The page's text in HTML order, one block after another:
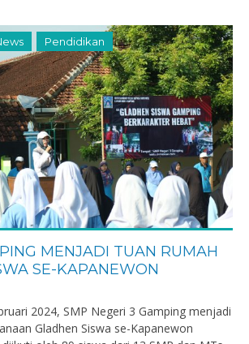
Pendidikan
MENJADI TUAN RUMAH
SE-KAPANEWON
2024, SMP Negeri 3 Gamping menjadi
Gladhen Siswa se-Kapanewon